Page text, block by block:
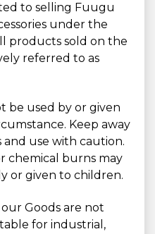
to selling Fuugu
under the
products sold on the
referred to as
be used by or given
Keep away
use with caution.
chemical burns may
or given to children.
Goods are not
for industrial,